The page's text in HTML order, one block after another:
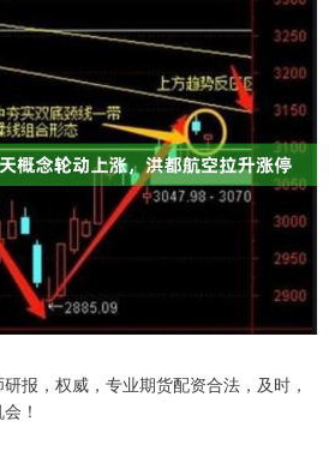
，权威，专业期货配资合法，及时，
！